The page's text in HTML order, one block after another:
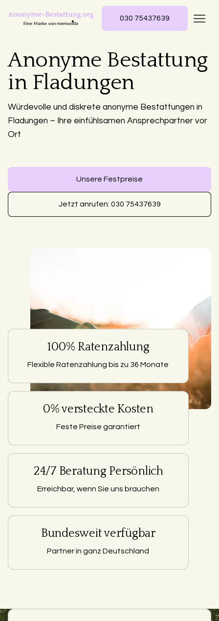
030 75437639
Anonyme Bestattung
in Fladungen
Würdevolle und diskrete anonyme Bestattungen in
Fladungen – Ihre einfühlsamen Ansprechpartner vor
Ort
Unsere Festpreise
Jetzt anrufen: 030 75437639
100% Ratenzahlung
Flexible Ratenzahlung bis zu 36 Monate
0% versteckte Kosten
Feste Preise garantiert
24/7 Beratung Persönlich
Erreichbar, wenn Sie uns brauchen
Bundesweit verfügbar
Partner in ganz Deutschland